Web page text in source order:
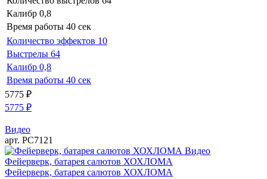
Калибр 0,8
Время работы 40 сек
Количество эффектов 10
Выстрелы 64
Калибр 0,8
Время работы 40 сек
5775 ₽
5775 ₽
Видео
арт. РС7121
Видео
Фейерверк, батарея салютов ХОХЛОМА
Фейерверк, батарея салютов ХОХЛОМА